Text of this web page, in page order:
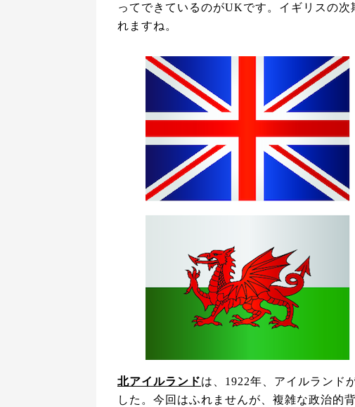
ってできているのがUKです。イギリスの
れますね。
北アイルランドは、1922年、アイルランド
した。今回はふれませんが、複雑な政治的